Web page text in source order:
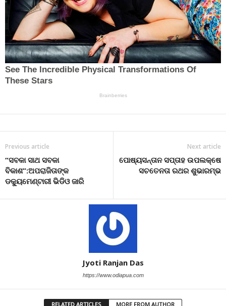
Previous article
“ସବକା ସାଥ ସବକା
ବିକାଶ”:ଅପରାଜିତାଙ୍କ
ଡକ୍ୟୁମେଣ୍ଟାରୀ ଭିଡିଓ ଜାରି
Next article
ପୋଷ୍ୟସନ୍ତାନ ସପ୍ତାହ ଉପଲକ୍ଷେ
ସଚତେନତା ରଥର ଶୁଭାରମ୍ଭ
Jyoti Ranjan Das
https://www.odiapua.com
RELATED ARTICLES MORE FROM AUTHOR